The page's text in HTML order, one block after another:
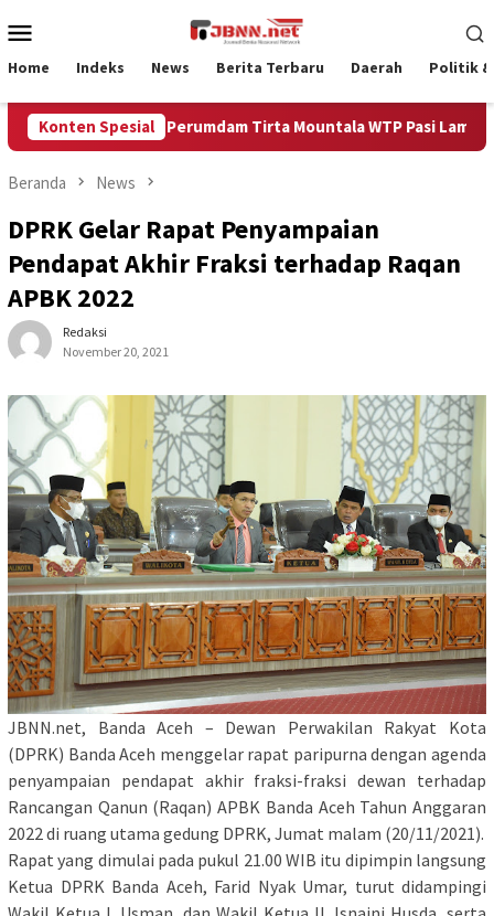
ke
Mobile
Home Indeks News Berita Terbaru Daerah Politik &
Konten Spesial
Intake Perumdam Tirta Mountala WTP Pasi Lamgarot
Beranda News
DPRK Gelar Rapat Penyampaian
Pendapat Akhir Fraksi terhadap Raqan
APBK 2022
Redaksi
November 20, 2021
JBNN.net, Banda Aceh – Dewan Perwakilan Rakyat Kota
(DPRK) Banda Aceh menggelar rapat paripurna dengan agenda
penyampaian pendapat akhir fraksi-fraksi dewan terhadap
Rancangan Qanun (Raqan) APBK Banda Aceh Tahun Anggaran
2022 di ruang utama gedung DPRK, Jumat malam (20/11/2021).
Rapat yang dimulai pada pukul 21.00 WIB itu dipimpin langsung
Ketua DPRK Banda Aceh, Farid Nyak Umar, turut didampingi